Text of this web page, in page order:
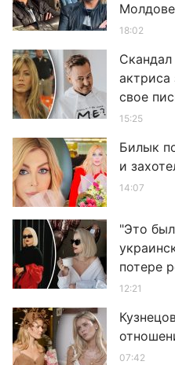
Молдове
18:02
Скандал
актриса
свое
15:25
Билык
и
14:07
"Это
потере
12:21
07:42